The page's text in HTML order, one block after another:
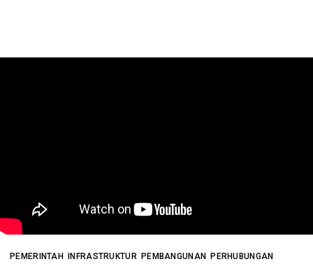
PEMERINTAH INFRASTRUKTUR PEMBANGUNAN PERHUBUNGAN